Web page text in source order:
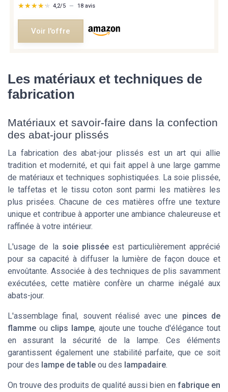
★★★★★
★★★★★ 4,2/5 — 18 avis
Voir l'offre
Les matériaux et techniques de
fabrication
Matériaux et savoir-faire dans la confection
des abat-jour plissés
La fabrication des abat-jour plissés est un art qui allie
tradition et modernité, et qui fait appel à une large gamme
de matériaux et techniques sophistiquées. La soie plissée,
le taffetas et le tissu coton sont parmi les matières les
plus prisées. Chacune de ces matières offre une texture
unique et contribue à apporter une ambiance chaleureuse et
raffinée à votre intérieur.
L'usage de la soie plissée est particulièrement apprécié
pour sa capacité à diffuser la lumière de façon douce et
envoûtante. Associée à des techniques de plis savamment
exécutées, cette matière confère un charme inégalé aux
abats-jour.
L'assemblage final, souvent réalisé avec une pinces de
flamme ou clips lampe, ajoute une touche d'élégance tout
en assurant la sécurité de la lampe. Ces éléments
garantissent également une stabilité parfaite, que ce soit
pour des lampe de table ou des lampadaire.
On trouve des produits de qualité aussi bien en fabrique en